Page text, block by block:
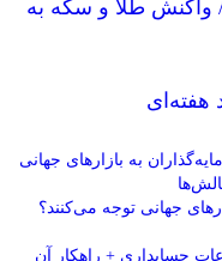
واکنش طلا و سکه به
هفته‌ای
به بازارهای جهانی
جهانی توجه می‌کنند؟